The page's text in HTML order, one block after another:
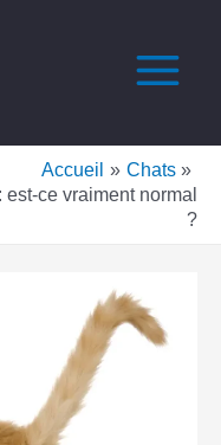
Menu
Accueil
Chats
ce vraiment normal
?